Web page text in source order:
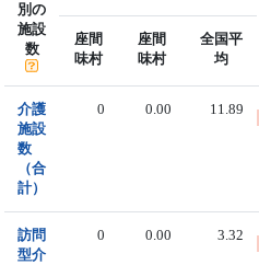
別の
施設
数
座間
味村
座間
味村
全国平
均
介護
施設
数
（合
計）
0 0.00 11.89
訪問
型介
0 0.00 3.32